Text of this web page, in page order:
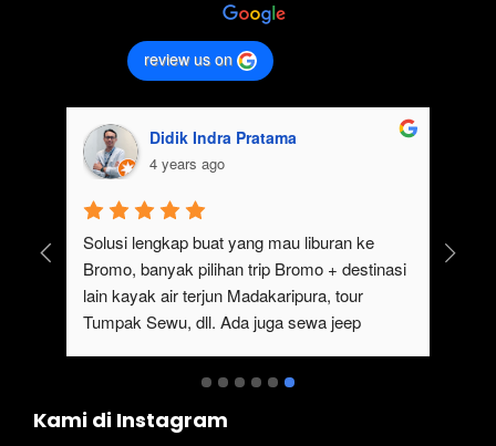
review us on
Didik Indra Pratama
4 years ago
Solusi lengkap buat yang mau liburan ke
Bromo, banyak pilihan trip Bromo + destinasi
lain kayak air terjun Madakaripura, tour
Tumpak Sewu, dll. Ada juga sewa jeep
Kami di Instagram